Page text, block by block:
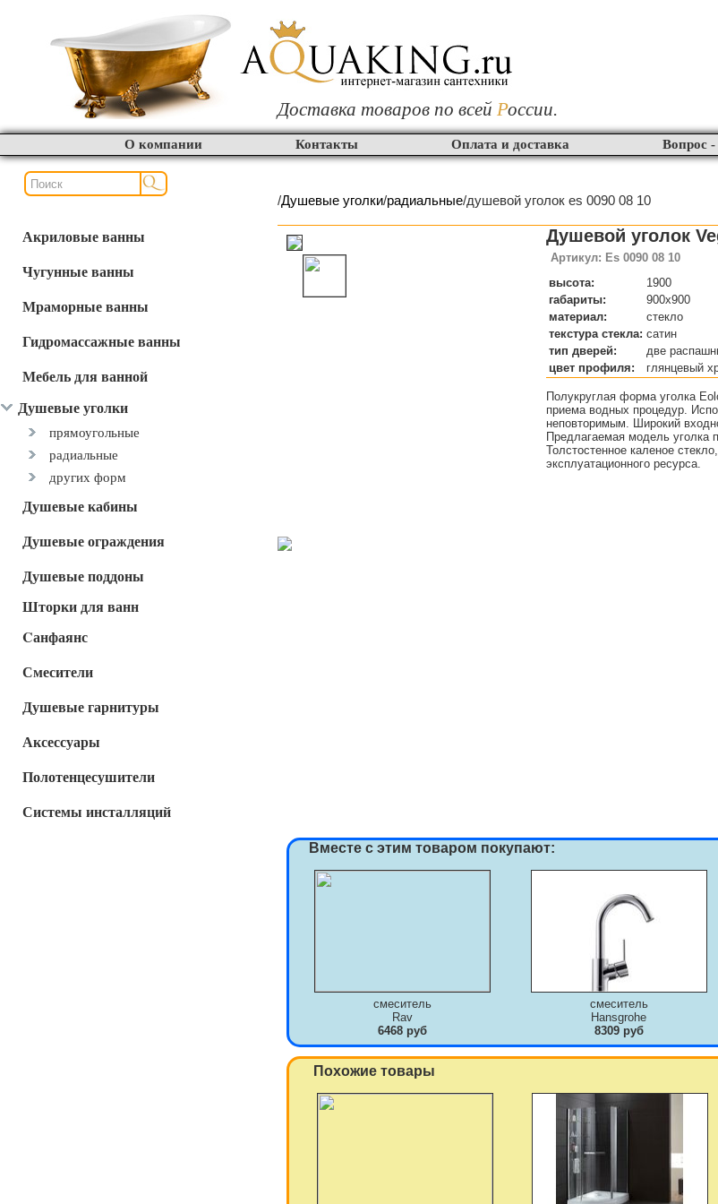
Доставка товаров по всей России.
О компании Контакты Оплата и доставка Вопрос -
Акриловые ванны
Чугунные ванны
Мраморные ванны
Гидромассажные ванны
Мебель для ванной
Душевые уголки
прямоугольные
радиальные
других форм
Душевые кабины
Душевые ограждения
Душевые поддоны
Шторки для ванн
Cанфаянс
Смесители
Душевые гарнитуры
Аксессуары
Полотенцесушители
Системы инсталляций
/Душевые уголки/радиальные/душевой уголок es 0090 08 10
Душевой уголок
Артикул: Es 0090 08 10
высота:
1900
габариты:
900x900
материал:
стекло
текстура стекла: сатин
тип дверей:
две
цвет профиля:
глянцевый
Полукруглая форма уголка
приема водных процедур.
неповторимым. Широкий
Предлагаемая модель уголка
Толстостенное каленое
эксплуатационного ресурса.
Вместе с этим товаром покупают:
смеситель
Rav
6468 руб
смеситель
Hansgrohe
8309 руб
Похожие товары